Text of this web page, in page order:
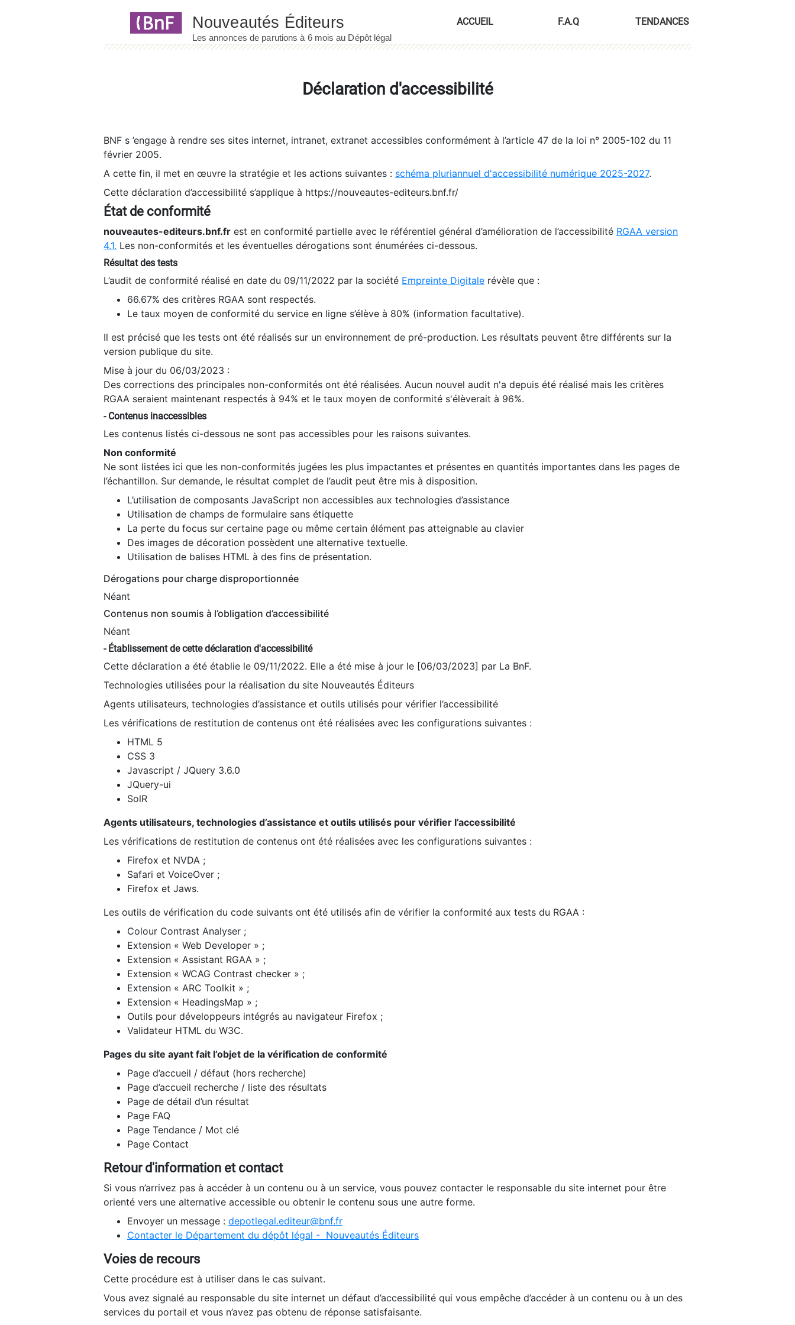
ACCUEIL F.A.Q TENDANCES
Déclaration d'accessibilité
BNF s ’engage à rendre ses sites internet, intranet, extranet accessibles conformément à l’article 47 de la loi n° 2005-102 du 11
février 2005.
A cette fin, il met en œuvre la stratégie et les actions suivantes : schéma pluriannuel d'accessibilité numérique 2025-2027.
Cette déclaration d’accessibilité s’applique à https://nouveautes-editeurs.bnf.fr/
État de conformité
nouveautes-editeurs.bnf.fr est en conformité partielle avec le référentiel général d’amélioration de l’accessibilité RGAA version
4.1. Les non-conformités et les éventuelles dérogations sont énumérées ci-dessous.
Résultat des tests
L’audit de conformité réalisé en date du 09/11/2022 par la société Empreinte Digitale révèle que :
66.67% des critères RGAA sont respectés.
Le taux moyen de conformité du service en ligne s’élève à 80% (information facultative).
Il est précisé que les tests ont été réalisés sur un environnement de pré-production. Les résultats peuvent être différents sur la
version publique du site.
Mise à jour du 06/03/2023 :
Des corrections des principales non-conformités ont été réalisées. Aucun nouvel audit n'a depuis été réalisé mais les critères
RGAA seraient maintenant respectés à 94% et le taux moyen de conformité s'élèverait à 96%.
- Contenus inaccessibles
Les contenus listés ci-dessous ne sont pas accessibles pour les raisons suivantes.
Non conformité
Ne sont listées ici que les non-conformités jugées les plus impactantes et présentes en quantités importantes dans les pages de
l’échantillon. Sur demande, le résultat complet de l’audit peut être mis à disposition.
L’utilisation de composants JavaScript non accessibles aux technologies d’assistance
Utilisation de champs de formulaire sans étiquette
La perte du focus sur certaine page ou même certain élément pas atteignable au clavier
Des images de décoration possèdent une alternative textuelle.
Utilisation de balises HTML à des fins de présentation.
Dérogations pour charge disproportionnée
Néant
Contenus non soumis à l’obligation d’accessibilité
Néant
- Établissement de cette déclaration d'accessibilité
Cette déclaration a été établie le 09/11/2022. Elle a été mise à jour le [06/03/2023] par La BnF.
Technologies utilisées pour la réalisation du site Nouveautés Éditeurs
Agents utilisateurs, technologies d’assistance et outils utilisés pour vérifier l’accessibilité
Les vérifications de restitution de contenus ont été réalisées avec les configurations suivantes :
HTML 5
CSS 3
Javascript / JQuery 3.6.0
JQuery-ui
SolR
Agents utilisateurs, technologies d’assistance et outils utilisés pour vérifier l’accessibilité
Les vérifications de restitution de contenus ont été réalisées avec les configurations suivantes :
Firefox et NVDA ;
Safari et VoiceOver ;
Firefox et Jaws.
Les outils de vérification du code suivants ont été utilisés afin de vérifier la conformité aux tests du RGAA :
Colour Contrast Analyser ;
Extension « Web Developer » ;
Extension « Assistant RGAA » ;
Extension « WCAG Contrast checker » ;
Extension « ARC Toolkit » ;
Extension « HeadingsMap » ;
Outils pour développeurs intégrés au navigateur Firefox ;
Validateur HTML du W3C.
Pages du site ayant fait l’objet de la vérification de conformité
Page d’accueil / défaut (hors recherche)
Page d’accueil recherche / liste des résultats
Page de détail d’un résultat
Page FAQ
Page Tendance / Mot clé
Page Contact
Retour d'information et contact
Si vous n’arrivez pas à accéder à un contenu ou à un service, vous pouvez contacter le responsable du site internet pour être
orienté vers une alternative accessible ou obtenir le contenu sous une autre forme.
Envoyer un message : depotlegal.editeur@bnf.fr
Contacter le Département du dépôt légal - Nouveautés Éditeurs
Voies de recours
Cette procédure est à utiliser dans le cas suivant.
Vous avez signalé au responsable du site internet un défaut d’accessibilité qui vous empêche d’accéder à un contenu ou à un des
services du portail et vous n’avez pas obtenu de réponse satisfaisante.